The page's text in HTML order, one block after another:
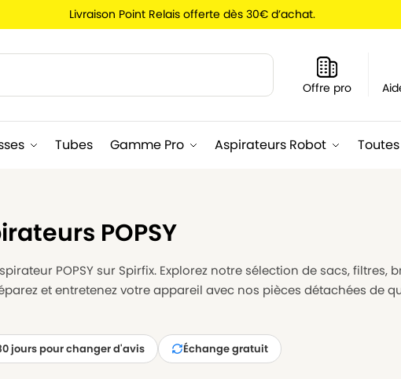
Livraison Point Relais offerte dès 30€ d’achat.
Offre pro
Tubes Gamme Pro Aspirateurs Robot
POPSY
POPSY sur Spirfix. Explorez notre sélection de sacs,
et entretenez votre appareil avec nos pièces détachées de
jours pour changer d'avis Échange gratuit